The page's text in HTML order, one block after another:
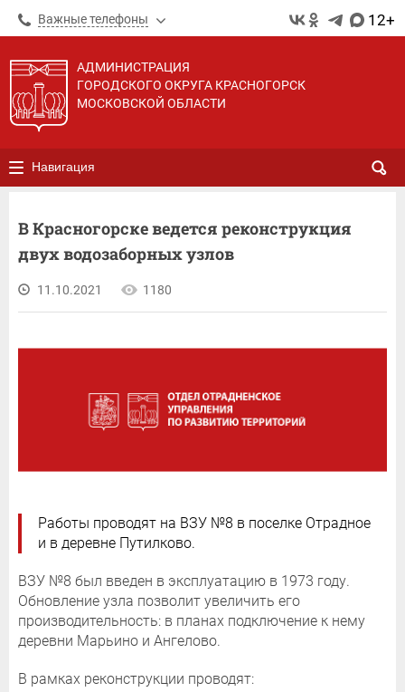
Важные телефоны 12+
АДМИНИСТРАЦИЯ
ГОРОДСКОГО ОКРУГА КРАСНОГОРСК
МОСКОВСКОЙ ОБЛАСТИ
Навигация
В Красногорске ведется реконструкция
двух водозаборных узлов
11.10.2021 1180
Работы проводят на ВЗУ №8 в поселке Отрадное
и в деревне Путилково.
ВЗУ №8 был введен в эксплуатацию в 1973 году.
Обновление узла позволит увеличить его
производительность: в планах подключение к нему
деревни Марьино и Ангелово.
В рамках реконструкции проводят: